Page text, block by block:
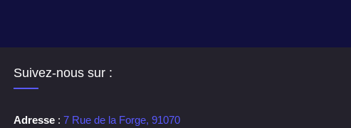
Suivez-nous sur :
Adresse : 7 Rue de la Forge, 91070